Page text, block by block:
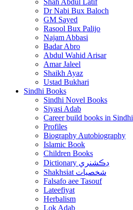
Dr Nabi Bux Baloch
GM Sayed
Rasool Bux Palijo
Najam Abbasi
Badar Abro
Abdul Wahid Arisar
Amar Jaleel
Shaikh Ayaz
Ustad Bukhari
Sindhi Books
Sindhi Novel Books
Siyasi Adab
Career build books in Sindhi
Profiles
Biography Autobiography
Islamic Book
Children Books
Dictionary ڊڪشنري
Shakhsiat شخصيات
Falsafo aee Tasouf
Lateefiyat
Herbalism
Lok Adab